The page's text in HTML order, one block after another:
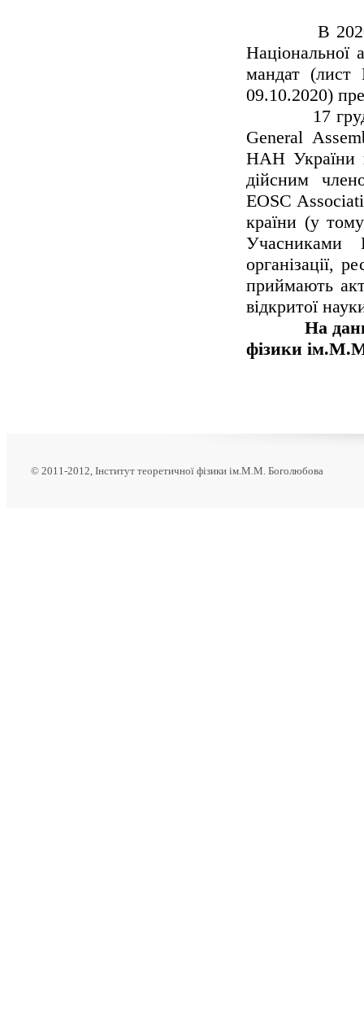
В 2020
Національної
мандат (лист
09.10.2020)
17 грудня
General
НАН України в
дійсним
EOSC
країни (у
Учасниками
організації,
приймають
відкритої
На
фізики
© 2011-2012, Інститут теоретичної фізики ім.М.М. Боголюбова